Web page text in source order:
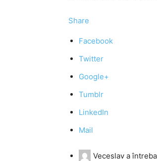
Share
Facebook
Twitter
Google+
Tumblr
LinkedIn
Mail
Veceslav a